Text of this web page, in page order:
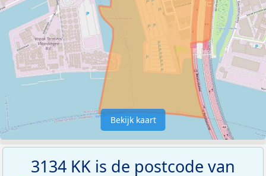
Bekijk kaart
3134 KK is de postcode van